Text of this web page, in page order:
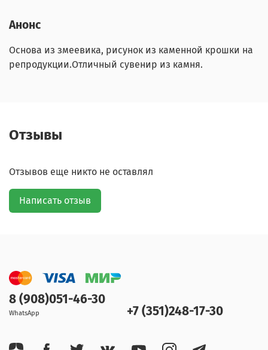
Анонс
Основа из змеевика, рисунок из каменной крошки на
репродукции.Отличный сувенир из камня.
Отзывы
Отзывов еще никто не оставлял
Написать отзыв
8 (908)051-46-30
WhatsApp +7 (351)248-17-30